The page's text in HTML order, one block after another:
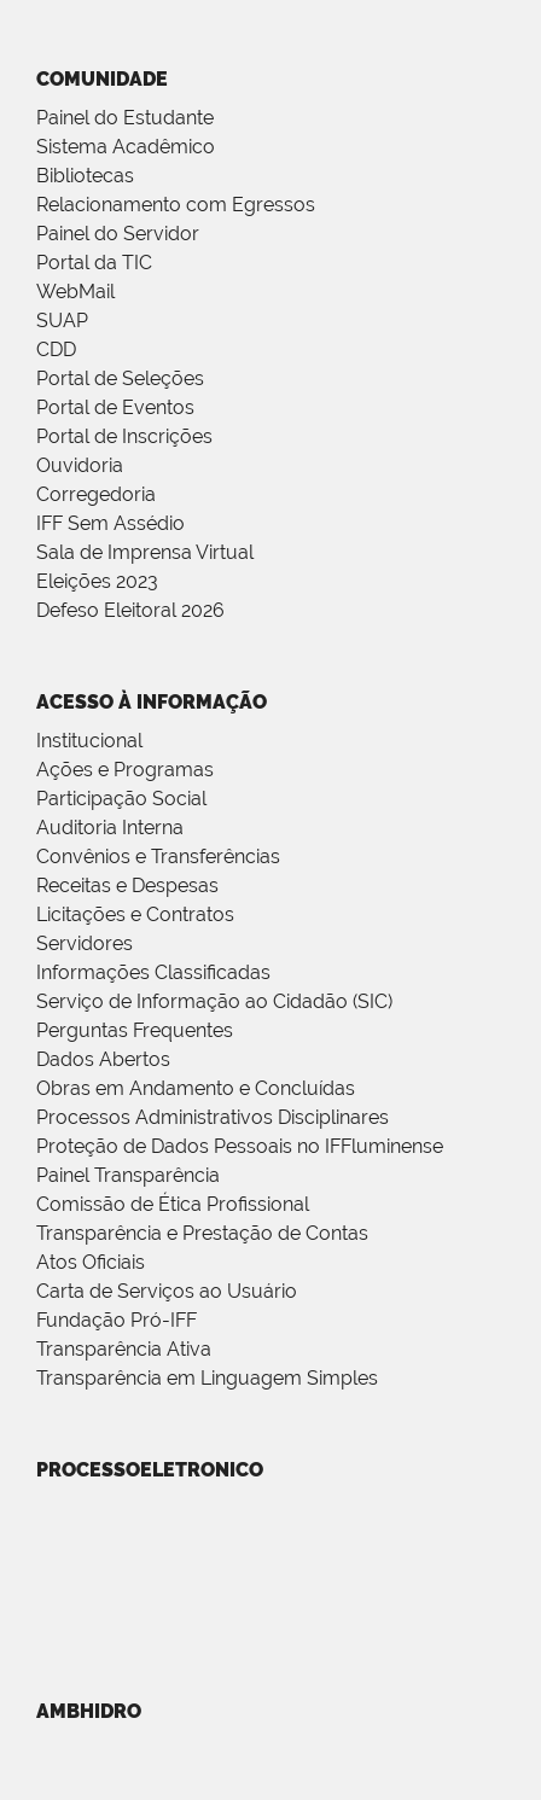
COMUNIDADE
Painel do Estudante
Sistema Acadêmico
Bibliotecas
Relacionamento com Egressos
Painel do Servidor
Portal da TIC
WebMail
SUAP
CDD
Portal de Seleções
Portal de Eventos
Portal de Inscrições
Ouvidoria
Corregedoria
IFF Sem Assédio
Sala de Imprensa Virtual
Eleições 2023
Defeso Eleitoral 2026
ACESSO À INFORMAÇÃO
Institucional
Ações e Programas
Participação Social
Auditoria Interna
Convênios e Transferências
Receitas e Despesas
Licitações e Contratos
Servidores
Informações Classificadas
Serviço de Informação ao Cidadão (SIC)
Perguntas Frequentes
Dados Abertos
Obras em Andamento e Concluídas
Processos Administrativos Disciplinares
Proteção de Dados Pessoais no IFFluminense
Painel Transparência
Comissão de Ética Profissional
Transparência e Prestação de Contas
Atos Oficiais
Carta de Serviços ao Usuário
Fundação Pró-IFF
Transparência Ativa
Transparência em Linguagem Simples
PROCESSOELETRONICO
AMBHIDRO